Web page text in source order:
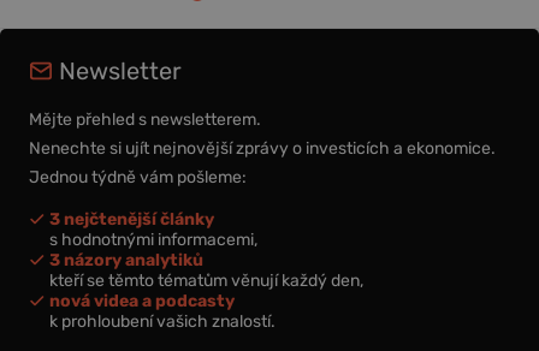
Newsletter
Mějte přehled s newsletterem.
Nenechte si ujít nejnovější zprávy o investicích a ekonomice.
Jednou týdně vám pošleme:
3 nejčtenější články
s hodnotnými informacemi,
3 názory analytiků
kteří se těmto tématům věnují každý den,
nová videa a podcasty
k prohloubení vašich znalostí.